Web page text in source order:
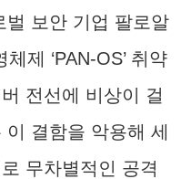
벌 보안 기업 팔로알
제 ‘PAN-OS’ 취약
전선에 비상이 걸
결함을 악용해 세
무차별적인 공격